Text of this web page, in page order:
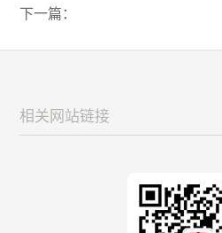
下一篇：
相关网站链接